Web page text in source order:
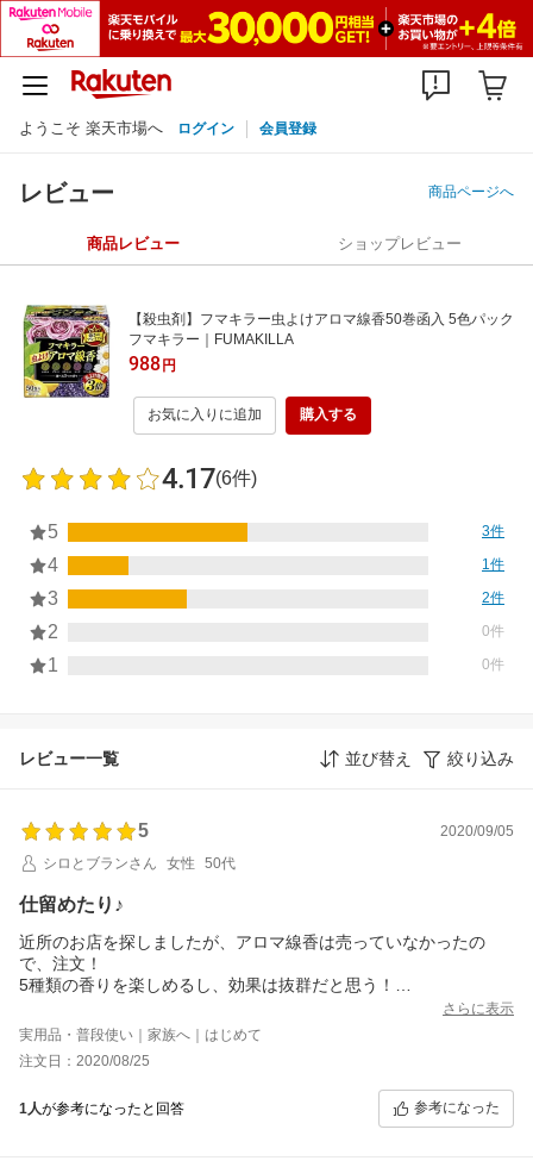
ようこそ 楽天市場へ ログイン 会員登録
レビュー 商品ページへ
商品レビュー ショップレビュー
【殺虫剤】フマキラー虫よけアロマ線香50巻函入 5色パック
フマキラー｜FUMAKILLA
988円
お気に入りに追加 購入する
4.17(6件)
5 3件
4 1件
3 2件
2 0件
1 0件
レビュー一覧 並び替え 絞り込み
5
2020/09/05
シロとブランさん
女性 50代
仕留めたり♪
近所のお店を探しましたが、アロマ線香は売っていなかったの
で、注文！
5種類の香りを楽しめるし、効果は抜群だと思う！
今年は、雨が多かったせいか、蚊も多い気がしています。
網戸で完全防御していますが、どこからか入ってきて、さっきも
三か所刺されました(>_<)
早速、線香に火をつけました！
さらに表示
実用品・普段使い｜家族へ｜はじめて
注文日：2020/08/25
1人が参考になったと回答 参考になった